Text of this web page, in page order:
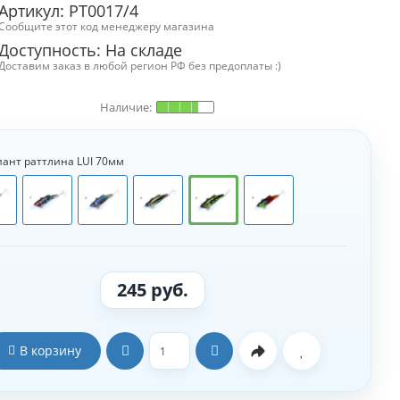
РТ0017/4
этот код менеджеру магазина
На складе
заказ в любой регион РФ без предоплаты :)
раттлина LUI 70мм
245 руб.
В корзину